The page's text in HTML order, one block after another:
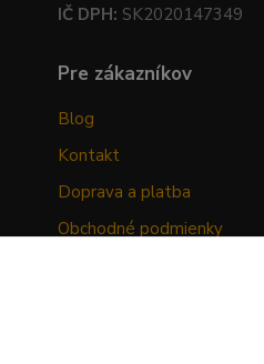
IČ DPH: SK2020147349
Pre zákazníkov
Blog
Kontakt
Doprava a platba
Obchodné podmienky